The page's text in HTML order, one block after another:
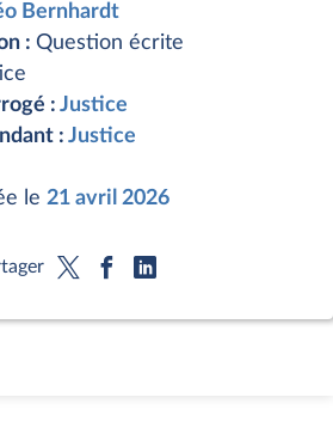
Bernhardt
: Question écrite
: Justice
: Justice
le 21 avril 2026